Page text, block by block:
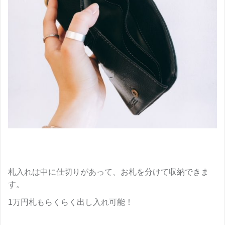
札入れは中に仕切りがあって、お札を分けて収納できま
す。
1万円札もらくらく出し入れ可能！